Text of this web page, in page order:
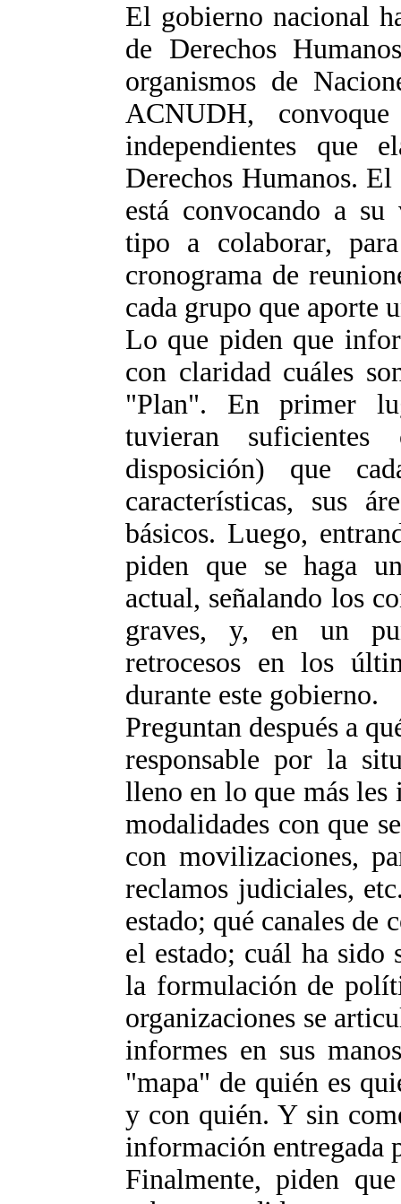
El gobierno nacional
de Derechos
organismos de
ACNUDH,
independientes que
Derechos Humanos.
está convocando a
tipo a colaborar,
cronograma de
cada grupo que aporte
Lo que piden que
con claridad cuáles
"Plan". En primer
tuvieran
disposición) que
características, sus
básicos. Luego,
piden que se haga
actual, señalando los
graves, y, en un
retrocesos en los
durante este gobierno.
Preguntan después a
responsable por la
lleno en lo que más les
modalidades con que
con movilizaciones,
reclamos judiciales,
estado; qué canales de
el estado; cuál ha sido
la formulación de
organizaciones se
informes en sus
"mapa" de quién es
y con quién. Y sin
información entregada
Finalmente, piden